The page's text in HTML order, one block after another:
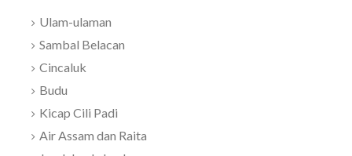
Ulam-ulaman
Sambal Belacan
Cincaluk
Budu
Kicap Cili Padi
Air Assam dan Raita